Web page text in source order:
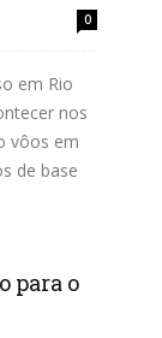
0
em Rio
nos
vôos em
de base
para o